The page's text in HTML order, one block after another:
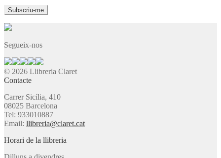
Segueix-nos
© 2026 Llibreria Claret
Contacte
Carrer Sicília, 410
08025 Barcelona
Tel: 933010887
Email: llibreria@claret.cat
Horari de la llibreria